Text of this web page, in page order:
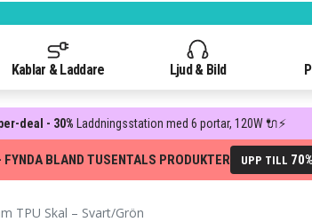
Kablar & Laddare Ljud & Bild
deal - 30% Laddningsstation med 6 portar, 120W 🔌⚡
BLAND TUSENTALS PRODUKTER UPP TILL 70%
TPU Skal – Svart/Grön